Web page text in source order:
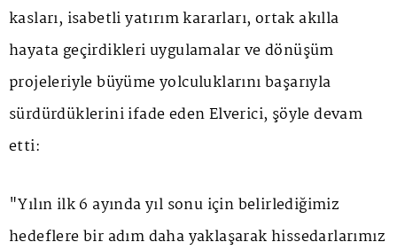
kasları, isabetli yatırım kararları, ortak akılla
hayata geçirdikleri uygulamalar ve dönüşüm
projeleriyle büyüme yolculuklarını başarıyla
sürdürdüklerini ifade eden Elverici, şöyle devam
etti:
"Yılın ilk 6 ayında yıl sonu için belirlediğimiz
hedeflere bir adım daha yaklaşarak hissedarlarımız